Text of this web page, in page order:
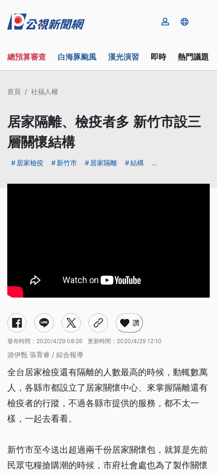
總預算審查 白海豚颱風 漢光演習 即時 熱門議題
首頁 社福人權
居家隔離、檢疫者多 新竹市設三
層關懷結構
居家檢疫 新竹市 居家隔離 結構 ...
讚
發布時間： 2020/4/29 08:26 更新時間： 2020/4/29 12:10
游伊甄 張育睿 / 綜合報導
全台居家檢疫還有隔離的人數最高的時候，動輒數萬
人，各縣市都設立了居家關懷中心、來掌握隔離還有
檢疫者的行蹤，不過各縣市提供的服務，都不太一
樣，一起去看看。
新竹市至今送出超過兩千份居家關懷包，就算是先前
民眾屯糧搶購潮的時候，市府社會處也為了製作關懷